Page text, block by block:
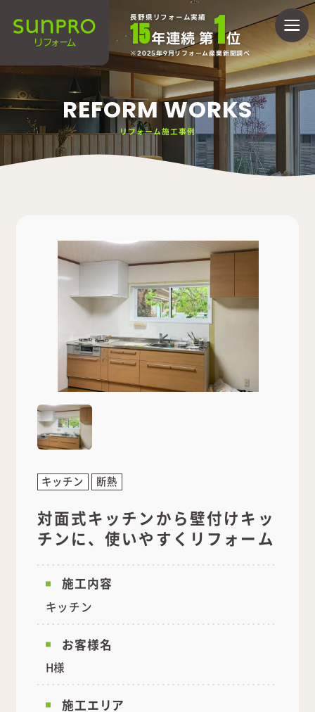
長野県リフォーム実績
15年連続 第1位
2025年9月リフォーム産業新聞調べ
REFORM WORKS
リフォーム施工事例
キッチン 断熱
対面式キッチンから壁付けキッ
チンに、使いやすくリフォーム
施工内容
キッチン
お客様名
H様
施工エリア